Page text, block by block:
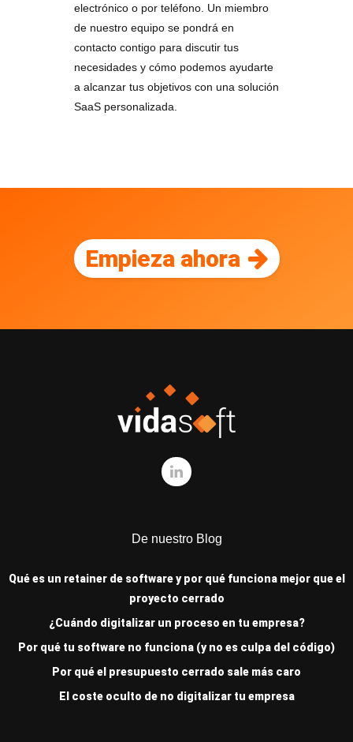
electrónico o por teléfono. Un miembro
de nuestro equipo se pondrá en
contacto contigo para discutir tus
necesidades y cómo podemos ayudarte
a alcanzar tus objetivos con una solución
SaaS personalizada.
Empieza ahora
De nuestro Blog
Qué es un retainer de software y por qué funciona mejor que el
proyecto cerrado
¿Cuándo digitalizar un proceso en tu empresa?
Por qué tu software no funciona (y no es culpa del código)
Por qué el presupuesto cerrado sale más caro
El coste oculto de no digitalizar tu empresa